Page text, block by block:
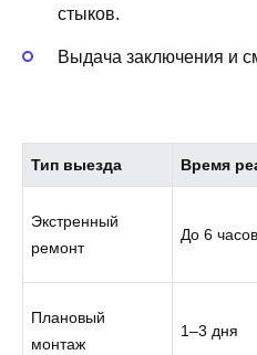
стыков.
Выдача заключения и
Тип выезда Время
Экстренный
ремонт
До 6 часов
Плановый
монтаж
1–3 дня